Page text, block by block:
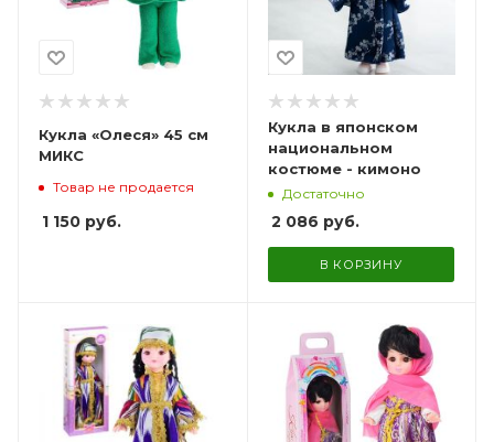
Кукла «Олеся» 45 см
МИКС
Товар не продается
1 150 руб.
Кукла в японском
национальном
костюме - кимоно
Достаточно
2 086 руб.
В КОРЗИНУ